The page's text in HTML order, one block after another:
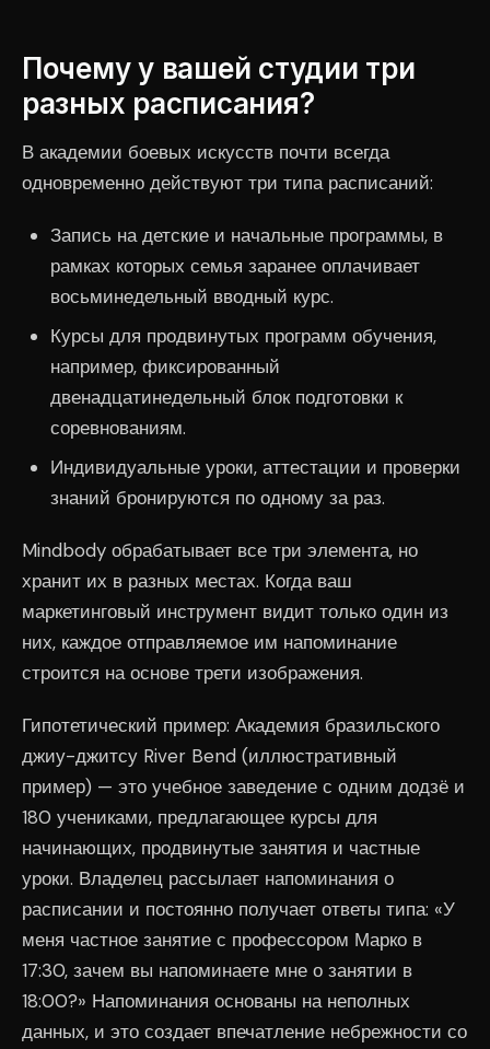
Почему у вашей студии три
разных расписания?
В академии боевых искусств почти всегда
одновременно действуют три типа расписаний:
Запись на детские и начальные программы, в
рамках которых семья заранее оплачивает
восьминедельный вводный курс.
Курсы для продвинутых программ обучения,
например, фиксированный
двенадцатинедельный блок подготовки к
соревнованиям.
Индивидуальные уроки, аттестации и проверки
знаний бронируются по одному за раз.
Mindbody обрабатывает все три элемента, но
хранит их в разных местах. Когда ваш
маркетинговый инструмент видит только один из
них, каждое отправляемое им напоминание
строится на основе трети изображения.
Гипотетический пример: Академия бразильского
джиу-джитсу River Bend (иллюстративный
пример) — это учебное заведение с одним додзё и
180 учениками, предлагающее курсы для
начинающих, продвинутые занятия и частные
уроки. Владелец рассылает напоминания о
расписании и постоянно получает ответы типа: «У
меня частное занятие с профессором Марко в
17:30, зачем вы напоминаете мне о занятии в
18:00?» Напоминания основаны на неполных
данных, и это создает впечатление небрежности со